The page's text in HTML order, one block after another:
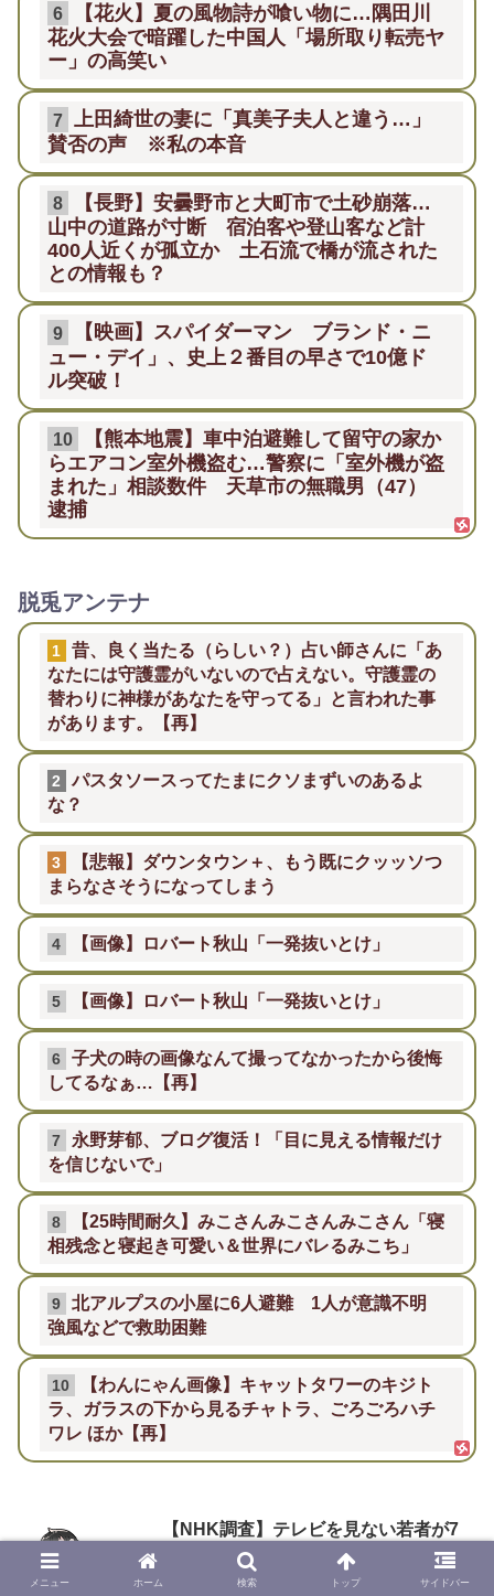
6
【花火】夏の風物詩が喰い物に…隅田川
花火大会で暗躍した中国人「場所取り転売ヤ
ー」の高笑い
7 上田綺世の妻に「真美子夫人と違う…」
賛否の声 ※私の本音
8
【長野】安曇野市と大町市で土砂崩落…
山中の道路が寸断 宿泊客や登山客など計
400人近くが孤立か 土石流で橋が流された
との情報も？
9
【映画】スパイダーマン ブランド・ニ
ュー・デイ」、史上２番目の早さで10億ド
ル突破！
10
【熊本地震】車中泊避難して留守の家か
らエアコン室外機盗む…警察に「室外機が盗
まれた」相談数件 天草市の無職男（47）
逮捕
脱兎アンテナ
1
昔、良く当たる（らしい？）占い師さんに「あ
なたには守護霊がいないので占えない。守護霊の
替わりに神様があなたを守ってる」と言われた事
があります。【再】
2
パスタソースってたまにクソまずいのあるよ
な？
3
【悲報】ダウンタウン＋、もう既にクッッソつ
まらなさそうになってしまう
4 【画像】ロバート秋山「一発抜いとけ」
5 【画像】ロバート秋山「一発抜いとけ」
6
子犬の時の画像なんて撮ってなかったから後悔
してるなぁ…【再】
7
永野芽郁、ブログ復活！「目に見える情報だけ
を信じないで」
8
【25時間耐久】みこさんみこさんみこさん「寝
相残念と寝起き可愛い＆世界にバレるみこち」
9
北アルプスの小屋に6人避難 1人が意識不明
強風などで救助困難
10
【わんにゃん画像】キャットタワーのキジト
ラ、ガラスの下から見るチャトラ、ごろごろハチ
ワレ ほか【再】
【NHK調査】テレビを見ない若者が7
割！「見ない理由はNHKやろ」加速す
る受信料への根強い不満
メニュー ホーム 検索 トップ サイドバー